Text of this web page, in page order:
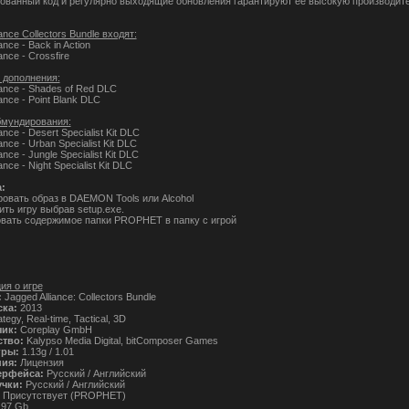
Collectors Bundle входят:
- Back in Action
- Crossfire
- Shades of Red DLC
- Point Blank DLC
- Desert Specialist Kit DLC
- Urban Specialist Kit DLC
- Jungle Specialist Kit DLC
- Night Specialist Kit DLC
образ в DAEMON Tools или Alcohol
игру выбрав setup.exe.
содержимое папки PROPHET в папку с игрой
о игре
Jagged Alliance: Collectors Bundle
2013
Real-time, Tactical, 3D
Coreplay GmbH
Kalypso Media Digital, bitComposer Games
1.13g / 1.01
Лицензия
Русский / Английский
Русский / Английский
Присутствует (PROPHET)
Gb